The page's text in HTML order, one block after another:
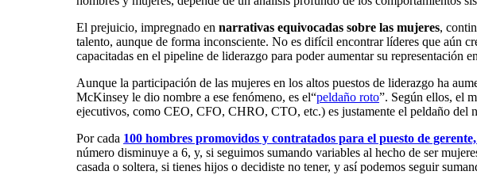
El prejuicio, impregnado en narrativas equivocadas sobre las mujeres,
talento, aunque de forma inconsciente. No es difícil encontrar líderes que aún
capacitadas en el pipeline de liderazgo para poder aumentar su
Aunque la participación de las mujeres en los altos puestos de liderazgo ha
McKinsey le dio nombre a ese fenómeno, es el“peldaño roto”. Según ellos, el
ejecutivos, como CEO, CFO, CHRO, CTO, etc.) es justamente el peldaño del
Por cada 100 hombres promovidos y contratados para el puesto de
número disminuye a 6, y, si seguimos sumando variables al hecho de ser
casada o soltera, si tienes hijos o decidiste no tener, y así podemos seguir